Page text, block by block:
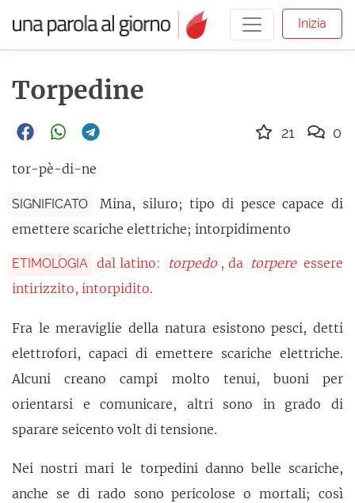
Inizia
Torpedine
tor-pè-di-ne
SIGNIFICATO
Mina, siluro; tipo di pesce capace di
emettere scariche elettriche; intorpidimento
ETIMOLOGIA dal latino: torpedo , da torpere essere
intirizzito, intorpidito.
Fra le meraviglie della natura esistono pesci, detti
elettrofori, capaci di emettere scariche elettriche.
Alcuni creano campi molto tenui, buoni per
orientarsi e comunicare, altri sono in grado di
sparare seicento volt di tensione.
Nei nostri mari le torpedini danno belle scariche,
anche se di rado sono pericolose o mortali; così
21 0